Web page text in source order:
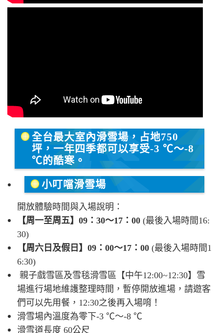
全台最大室內滑雪場，占地750
坪，一年四季都可以享受-3 ℃～-8
℃的酷寒。
小叮噹滑雪場
開放體驗時間與入場說明：
【周一至周五】 09：30～17：00 (最後入場時間16:
30)
【周六日及假日】 09：00～17：00 (最後入場時間1
6:30)
親子戲雪區及雪毯滑雪區【中午12:00~12:30】雪
場進行場地維護整理時間，暫停開放進場，請遊客
們可以先用餐，12:30之後再入場唷！
滑雪場內溫度為零下-3 ℃～-8 ℃
滑雪道長度 60公尺